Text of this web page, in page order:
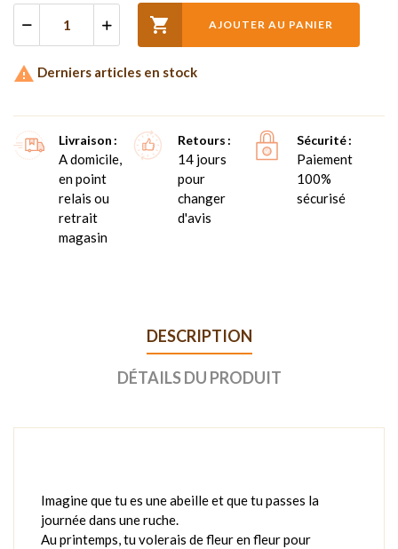
 AJOUTER AU PANIER
 Derniers articles en stock
Livraison
A domicile,
en point
relais ou
retrait
magasin
Retours
14 jours
pour
changer
d'avis
Sécurité
Paiement
100%
sécurisé
DESCRIPTION
DÉTAILS DU PRODUIT
Imagine que tu es une abeille et que tu passes la
journée dans une ruche.
Au printemps, tu volerais de fleur en fleur pour